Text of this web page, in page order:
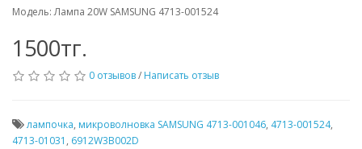
Модель: Лампа 20W SAMSUNG 4713-001524
1500тг.
0 отзывов/ Написать отзыв
лампочка, микроволновка SAMSUNG 4713-001046, 4713-001524,
4713-01031 , 6912W3B002D